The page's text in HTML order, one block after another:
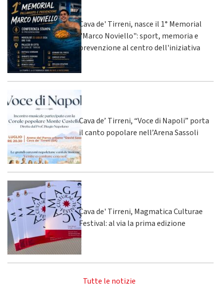
Cava de' Tirreni, nasce il 1° Memorial
"Marco Noviello": sport, memoria e
prevenzione al centro dell'iniziativa
Cava de’ Tirreni, “Voce di Napoli” porta
il canto popolare nell’Arena Sassoli
Cava de' Tirreni, Magmatica Culturae
Festival: al via la prima edizione
Tutte le notizie